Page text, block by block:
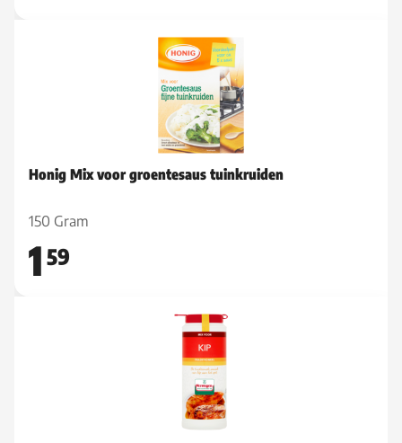
Honig Mix voor groentesaus tuinkruiden
150 Gram
1 59